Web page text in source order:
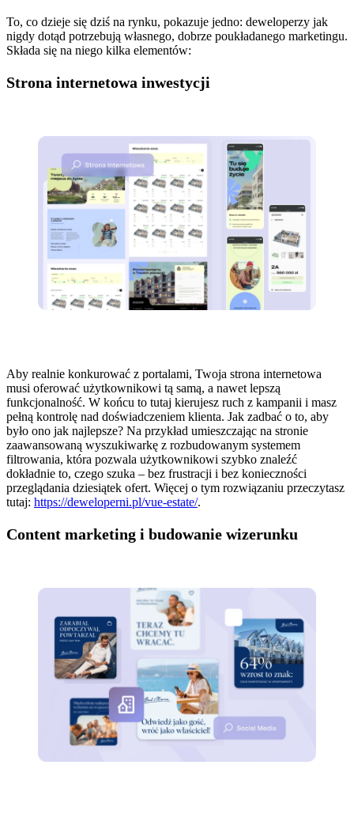
To, co dzieje się dziś na rynku, pokazuje jedno: deweloperzy jak
nigdy dotąd potrzebują własnego, dobrze poukładanego marketingu.
Składa się na niego kilka elementów:
Strona internetowa inwestycji
Aby realnie konkurować z portalami, Twoja strona internetowa
musi oferować użytkownikowi tą samą, a nawet lepszą
funkcjonalność. W końcu to tutaj kierujesz ruch z kampanii i masz
pełną kontrolę nad doświadczeniem klienta. Jak zadbać o to, aby
było ono jak najlepsze? Na przykład umieszczając na stronie
zaawansowaną wyszukiwarkę z rozbudowanym systemem
filtrowania, która pozwala użytkownikowi szybko znaleźć
dokładnie to, czego szuka – bez frustracji i bez konieczności
przeglądania dziesiątek ofert. Więcej o tym rozwiązaniu przeczytasz
tutaj: https://deweloperni.pl/vue-estate/.
Content marketing i budowanie wizerunku